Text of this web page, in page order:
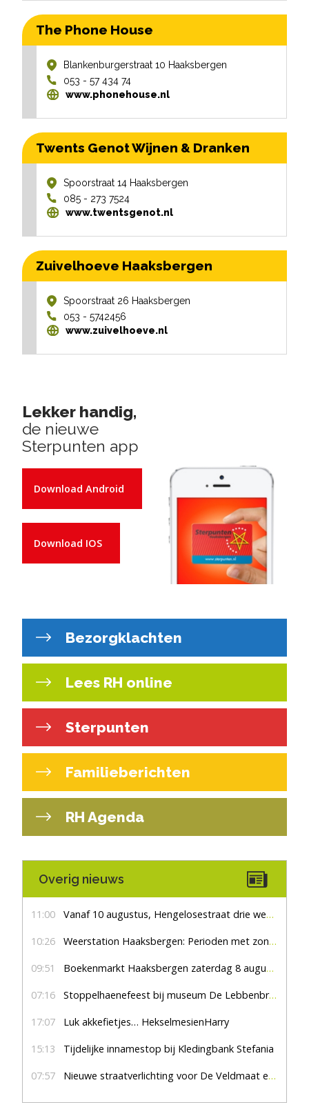
The Phone House
Blankenburgerstraat 10 Haaksbergen
053 - 57 434 74
www.phonehouse.nl
Twents Genot Wijnen & Dranken
Spoorstraat 14 Haaksbergen
085 - 273 7524
www.twentsgenot.nl
Zuivelhoeve Haaksbergen
Spoorstraat 26 Haaksbergen
053 - 5742456
www.zuivelhoeve.nl
Lekker handig,
de nieuwe
Sterpunten app
Download Android
Download IOS
Bezorgklachten
Lees RH online
Sterpunten
Familieberichten
RH Agenda
Overig nieuws
11:00 Vanaf 10 augustus, Hengelosestraat drie weken dicht voor doorgaand verkeer
10:26 Weerstation Haaksbergen: Perioden met zon en droog
09:51 Boekenmarkt Haaksbergen zaterdag 8 augustus, marktplein Haaksbergen
07:16 Stoppelhaenefeest bij museum De Lebbenbrugge
17:07 Luk akkefietjes… HekselmesienHarry
15:13 Tijdelijke innamestop bij Kledingbank Stefania
07:57 Nieuwe straatverlichting voor De Veldmaat en De Pas